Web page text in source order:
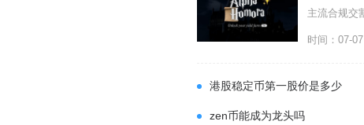
时间：07-07
港股稳定币第一股价是多少
zen币能成为龙头吗